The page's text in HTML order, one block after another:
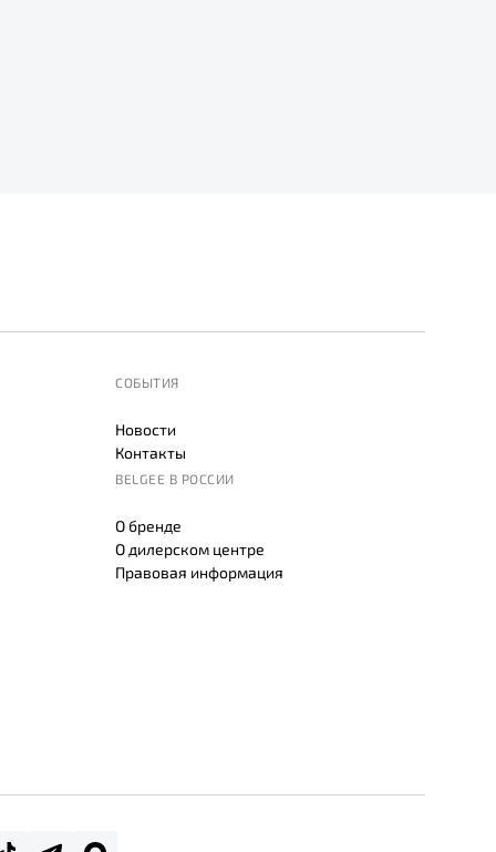
СОБЫТИЯ
Новости
Контакты
BELGEE В РОССИИ
О бренде
О дилерском центре
Правовая информация